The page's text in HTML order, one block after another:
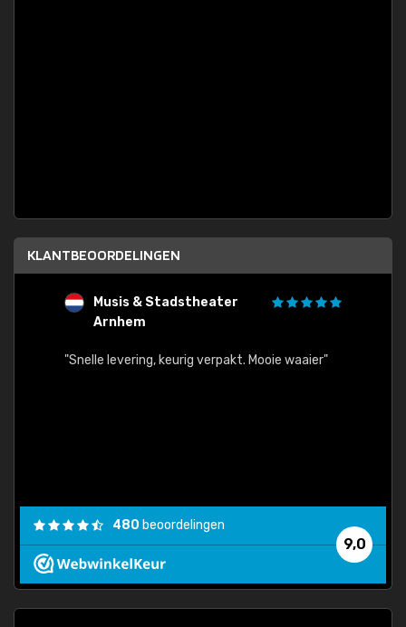
KLANTBEOORDELINGEN
Musis & Stadstheater
Arnhem
"Snelle levering, keurig verpakt. Mooie waaier"
9,0
480 beoordelingen